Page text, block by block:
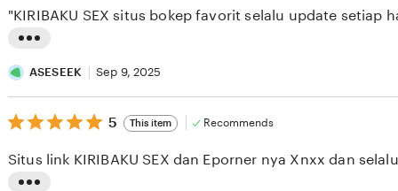
5
stars
i
s
t
n
"KIRIBAKU SEX situs bokep favorit selalu update setiap
ASESEEK Sep 9, 2025
5
out
5
stars
5 This item Recommends
Situs link KIRIBAKU SEX dan Eporner nya Xnxx dan